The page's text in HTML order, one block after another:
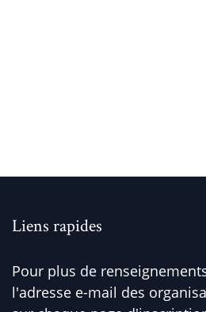
Liens rapides
Pour plus de
l'adresse e-mail des